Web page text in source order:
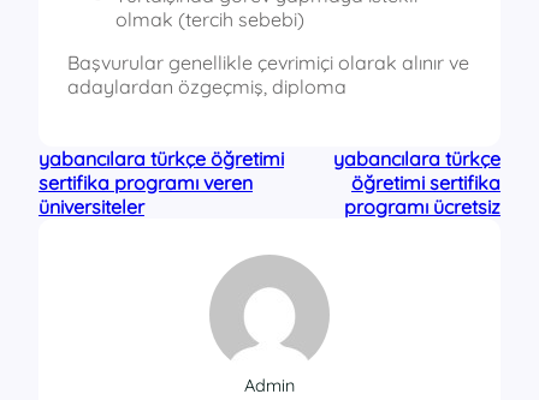
olmak (tercih sebebi)
Başvurular genellikle çevrimiçi olarak alınır ve
adaylardan özgeçmiş, diploma
yabancılara türkçe öğretimi
sertifika programı veren
üniversiteler
yabancılara türkçe
öğretimi sertifika
programı ücretsiz
Admin